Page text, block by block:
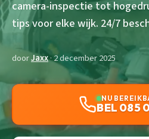
camera-inspectie tot
tips voor elke wijk. 24/7
doorJaxx· 2 december 2025
NU
BEL 085